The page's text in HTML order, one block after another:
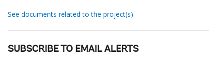
See documents related to the project(s)
SUBSCRIBE TO EMAIL ALERTS